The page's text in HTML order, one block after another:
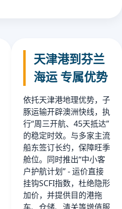
天津港到芬兰
海运 专属优势
依托天津港地理优势，子
豚运输开辟澳洲快线，执
行“周三开航、45天抵达”
的稳定时效。与多家主流
船东签订长约，保障旺季
舱位。同时推出“中小客
户护航计划” - 运价直接
挂钩SCFI指数，杜绝隐形
加价，并提供目的港拖